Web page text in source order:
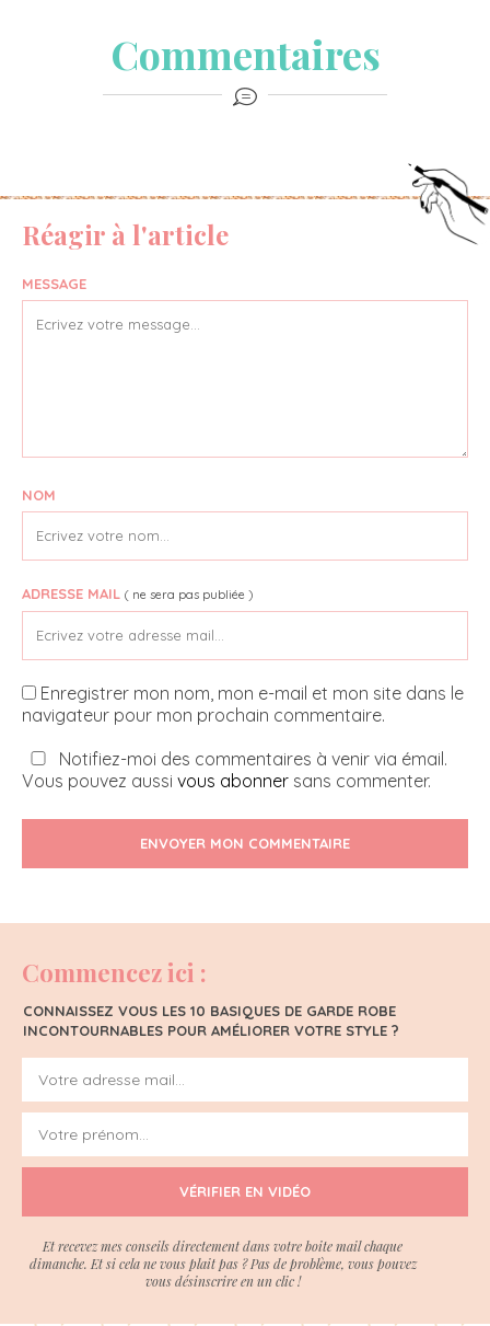
Commentaires
Réagir à l'article
MESSAGE
NOM
ADRESSE MAIL ( ne sera pas publiée )
Enregistrer mon nom, mon e-mail et mon site dans le
navigateur pour mon prochain commentaire.
Notifiez-moi des commentaires à venir via émail.
Vous pouvez aussi vous abonner sans commenter.
ENVOYER MON COMMENTAIRE
Commencez ici :
CONNAISSEZ VOUS LES 10 BASIQUES DE GARDE ROBE
INCONTOURNABLES POUR AMÉLIORER VOTRE STYLE ?
VÉRIFIER EN VIDÉO
Et recevez mes conseils directement dans votre boite mail chaque
dimanche. Et si cela ne vous plait pas ? Pas de problème, vous pouvez
vous désinscrire en un clic !